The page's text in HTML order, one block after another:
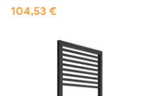
104,53 €